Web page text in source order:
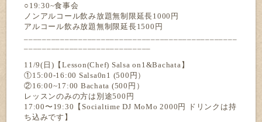
○19:30~食事会
ノンアルコール飲み放題無制限延長1000円
アルコール飲み放題無制限延長1500円
11/9(日)【Lesson(Chef) Salsa on1&Bachata】
①15:00-16:00 Salsa0n1 (500円）
②16:00~17:00 Bachata (500円）
レッスンのみの方は別途500円
17:00〜19:30【Socialtime DJ MoMo 2000円 ドリンクは持
ち込みです】